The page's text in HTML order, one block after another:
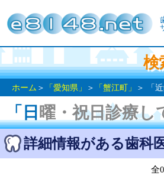
検
ホーム ＞ 「愛知県」 ＞ 「蟹江町」 ＞ 「
「日曜・祝日診
詳細情報がある歯科
全